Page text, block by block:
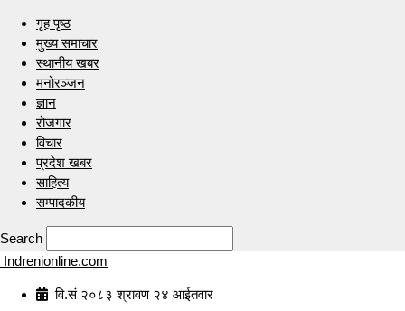
गृह पृष्ठ
मुख्य समाचार
स्थानीय खबर
मनोरञ्जन
ज्ञान
रोजगार
विचार
प्रदेश खबर
साहित्य
सम्पादकीय
Search
Indrenionline.com
वि.सं २०८३ श्रावण २४ आईतवार